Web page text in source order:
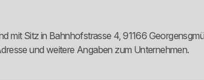
mit Sitz in Bahnhofstrasse 4, 91166
und weitere Angaben zum Unternehmen.